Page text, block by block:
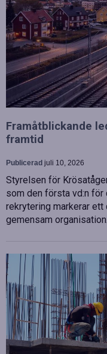
Framåtblickande
framtid
Publicerad juli 10, 2026
Styrelsen för
som den första vd:n för
rekrytering markerar
gemensam